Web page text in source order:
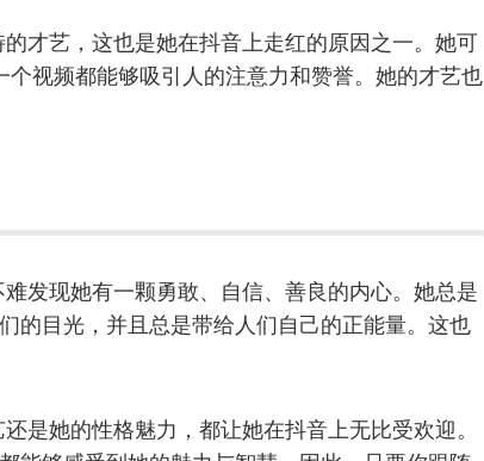
才艺，这也是她在抖音上走红的原因之一。她可
视频都能够吸引人的注意力和赞誉。她的才艺也
发现她有一颗勇敢、自信、善良的内心。她总是
的目光，并且总是带给人们自己的正能量。这也
是她的性格魅力，都让她在抖音上无比受欢迎。